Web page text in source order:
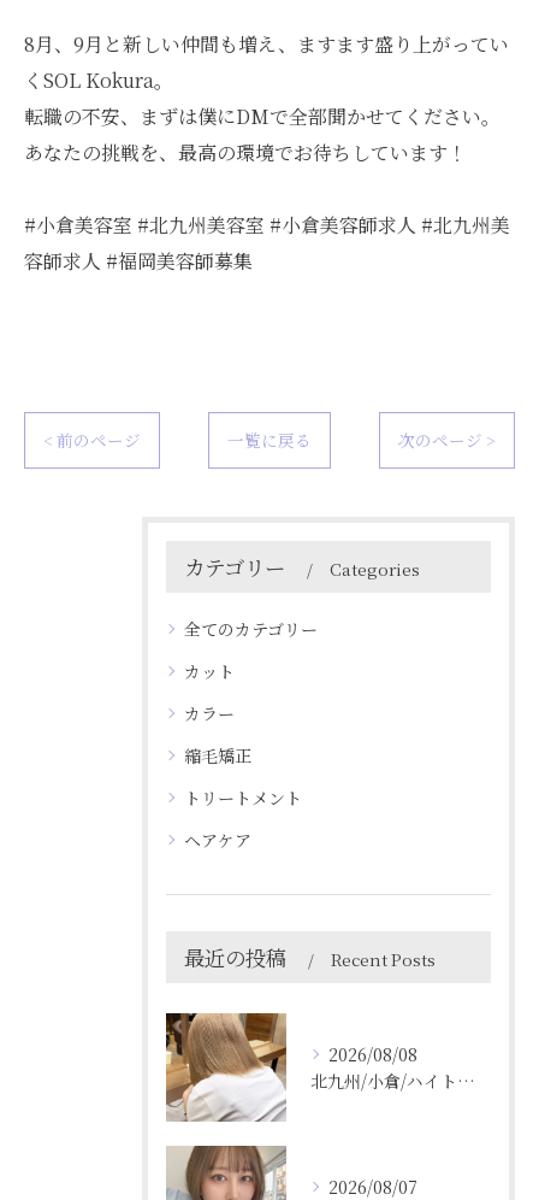
8月、9月と新しい仲間も増え、ますます盛り上がってい
くSOL Kokura。
転職の不安、まずは僕にDMで全部聞かせてください。
あなたの挑戦を、最高の環境でお待ちしています！
#小倉美容室 #北九州美容室 #小倉美容師求人 #北九州美
容師求人 #福岡美容師募集
< 前のページ 一覧に戻る 次のページ >
カテゴリー Categories
全てのカテゴリー
カット
カラー
縮毛矯正
トリートメント
ヘアケア
最近の投稿 Recent Posts
2026/08/08
北九州/小倉/ハイトーン/ケアブリーチ/ブリーチカラー
2026/08/07